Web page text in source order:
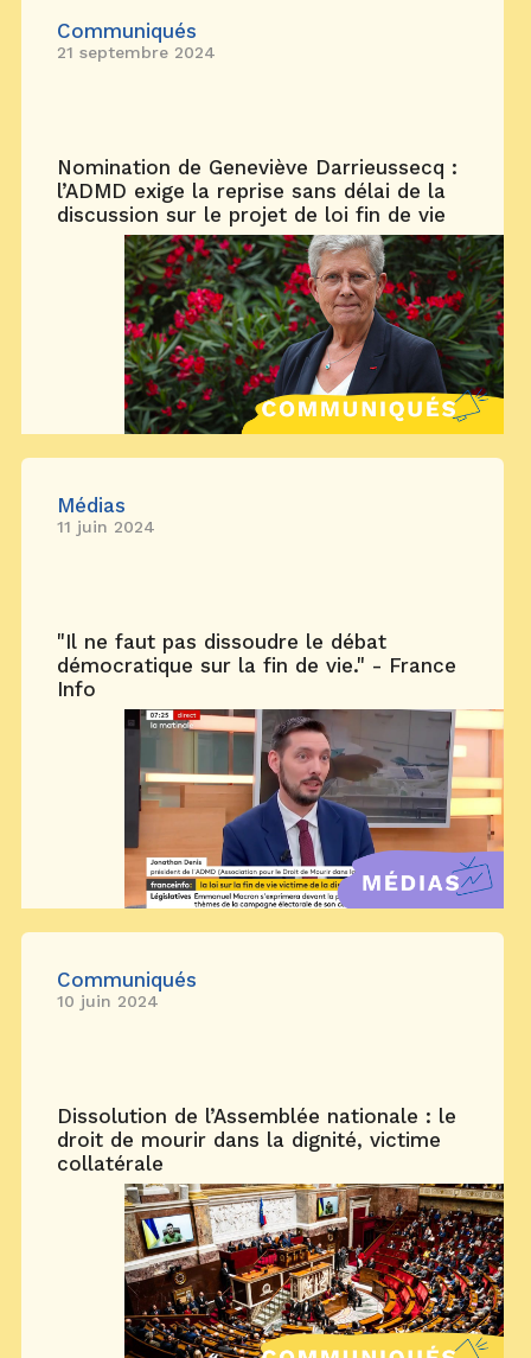
Communiqués
21 septembre 2024
Nomination de Geneviève Darrieussecq :
l’ADMD exige la reprise sans délai de la
discussion sur le projet de loi fin de vie
Médias
11 juin 2024
"Il ne faut pas dissoudre le débat
démocratique sur la fin de vie." - France
Info
Communiqués
10 juin 2024
Dissolution de l’Assemblée nationale : le
droit de mourir dans la dignité, victime
collatérale